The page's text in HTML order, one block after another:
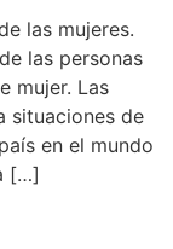
las mujeres.
las personas
mujer. Las
situaciones de
en el mundo
[…]